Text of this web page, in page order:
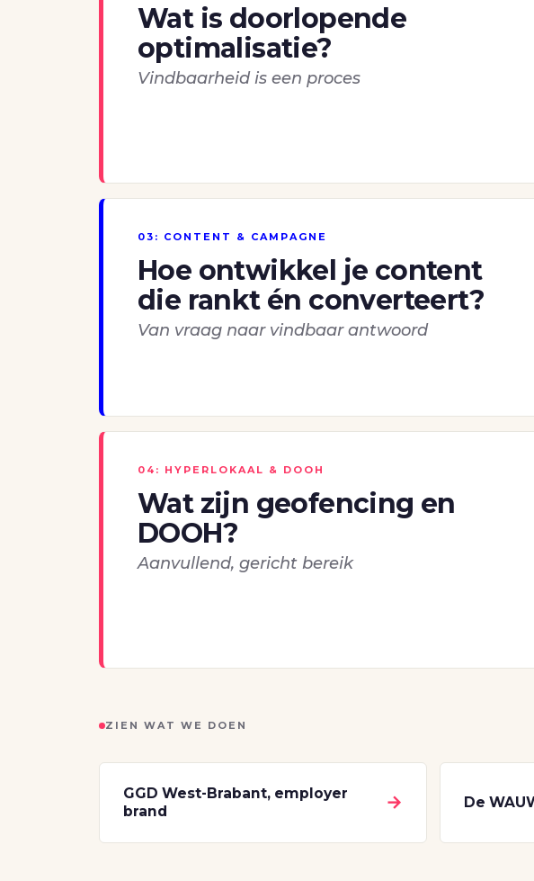
Wat is doorlopende
optimalisatie?
Vindbaarheid is een proces
03: CONTENT & CAMPAGNE
Hoe ontwikkel je content
die rankt én converteert?
Van vraag naar vindbaar antwoord
04: HYPERLOKAAL & DOOH
Wat zijn geofencing en
DOOH?
Aanvullend, gericht bereik
ZIEN WAT WE DOEN
GGD West-Brabant, employer
brand
→ De